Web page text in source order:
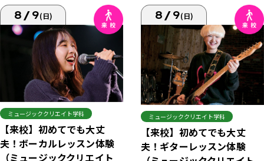
8/9(日)
ミュージッククリエイト学科
【来校】初めてでも大丈
夫！ボーカルレッスン体験
（ミュージッククリエイト
8/9(日)
ミュージッククリエイト学科
【来校】初めてでも大丈
夫！ギターレッスン体験